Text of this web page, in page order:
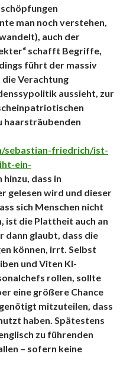
man noch verstehen,
auch der
schafft Begriffe,
führt der massiv
Verachtung
aussieht, zur
haarsträubenden
sebastian-friedrich/ist-
ein-
hinzu, dass in
gelesen wird und dieser
sich Menschen nicht
ist die Plattheit auch an
dann glaubt, dass die
können, irrt. Selbst
und Viten KI-
rollen, sollte
eine größere Chance
mitzuteilen, dass
haben. Spätestens
zu führenden
– sofern keine